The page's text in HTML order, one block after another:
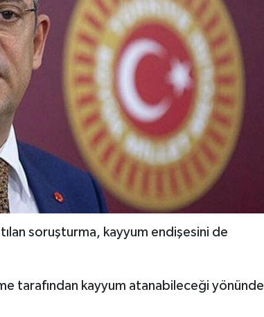
soruşturma, kayyum endişesini de
tarafından kayyum atanabileceği yönünde